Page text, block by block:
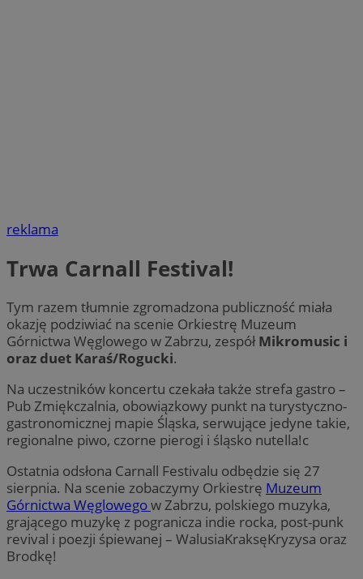
reklama
Trwa Carnall Festival!
Tym razem tłumnie zgromadzona publiczność miała
okazję podziwiać na scenie Orkiestrę Muzeum
Górnictwa Węglowego w Zabrzu, zespółMikromusic i
oraz duet Karaś/Rogucki.
Na uczestników koncertu czekała także strefa gastro –
Pub Zmiękczalnia, obowiązkowy punkt na turystyczno-
gastronomicznej mapie Śląska, serwujące jedyne takie,
regionalne piwo, czorne pierogi i śląsko nutella!c
Ostatnia odsłona Carnall Festivalu odbędzie się 27
sierpnia. Na scenie zobaczymy Orkiestrę Muzeum
Górnictwa Węglowegow Zabrzu, polskiego muzyka,
grającego muzykę z pogranicza indie rocka, post-punk
revival i poezji śpiewanej – WalusiaKraksęKryzysa oraz
Brodkę!